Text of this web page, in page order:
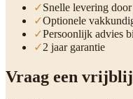
✓Snelle levering
✓Optionele
✓Persoonlijk advies
✓2 jaar garantie
Vraag een